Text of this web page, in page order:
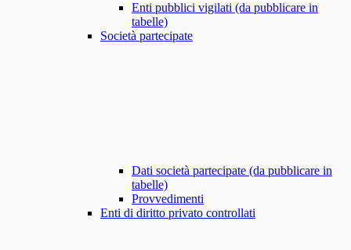
Enti pubblici vigilati (da pubblicare in
tabelle)
Società partecipate
Dati società partecipate (da pubblicare in
tabelle)
Provvedimenti
Enti di diritto privato controllati